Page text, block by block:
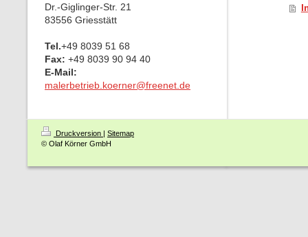
Dr.-Giglinger-Str. 21
83556 Griesstätt
Tel.+49 8039 51 68
Fax: +49 8039 90 94 40
E-Mail:
malerbetrieb.koerner@freenet.de
Druckversion | Sitemap
© Olaf Körner GmbH